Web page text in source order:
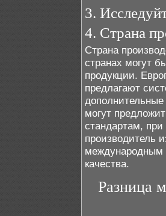
3.
4. Страна
Страна
странах могут
продукции.
предлагают
могут
стандартам,
производитель
международным
качества.
Разница